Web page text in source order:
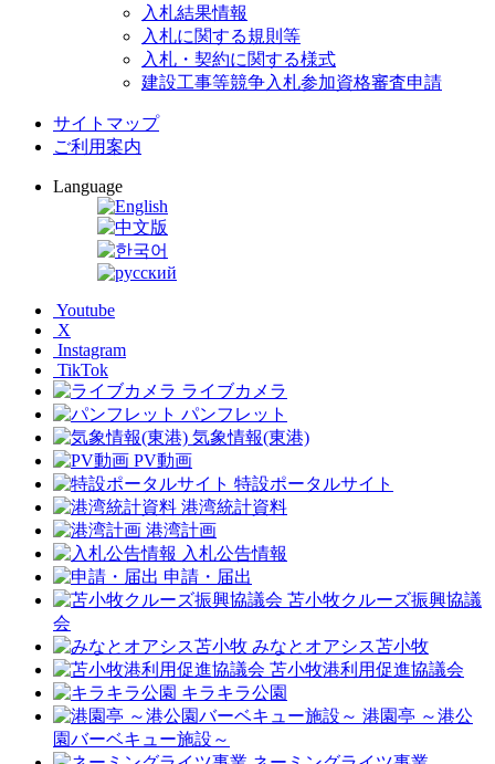
入札結果情報
入札に関する規則等
入札・契約に関する様式
建設工事等競争入札参加資格審査申請
サイトマップ
ご利用案内
Language
Youtube
X
Instagram
TikTok
ライブカメラ
パンフレット
気象情報(東港)
PV動画
特設ポータルサイト
港湾統計資料
港湾計画
入札公告情報
申請・届出
苫小牧クルーズ振興協議
会
みなとオアシス苫小牧
苫小牧港利用促進協議会
キラキラ公園
港園亭 ～港公
園バーベキュー施設～